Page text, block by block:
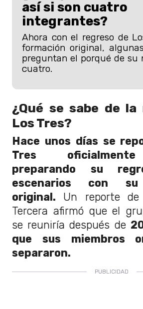
así si son cuatro
integrantes?
Ahora con el regreso de
formación original,
preguntan el porqué de su
cuatro.
¿Qué se sabe de la
Los Tres?
Hace unos días se
Tres
preparando su
escenarios con su
original. Un reporte
Tercera afirmó que el
se reuniría después de
que sus miembros
separaron.